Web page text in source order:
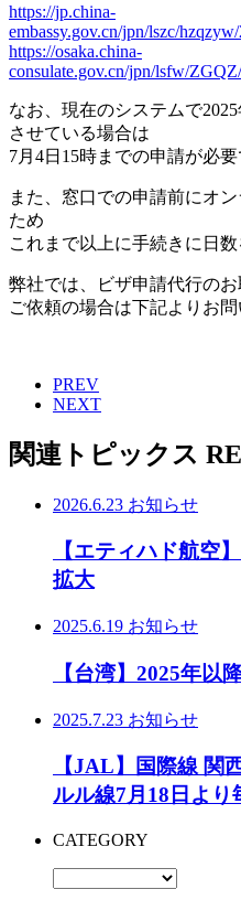
https://jp.china-
embassy.gov.cn/jpn/lszc/
https://osaka.china-
consulate.gov.cn/jpn/lsfw/
なお、現在のシステムで
させている場合は
7月4日15時までの申請が必
また、窓口での申請前にオ
ため
これまで以上に手続きに日数
弊社では、ビザ申請代行のお
ご依頼の場合は下記よりお問
PREV
NEXT
関連トピックス
2026.6.23 お知らせ
【エティハド航空
拡大
2025.6.19 お知らせ
【台湾】2025年
2025.7.23 お知らせ
【JAL】国際線 関
ルル線7月18日より
CATEGORY